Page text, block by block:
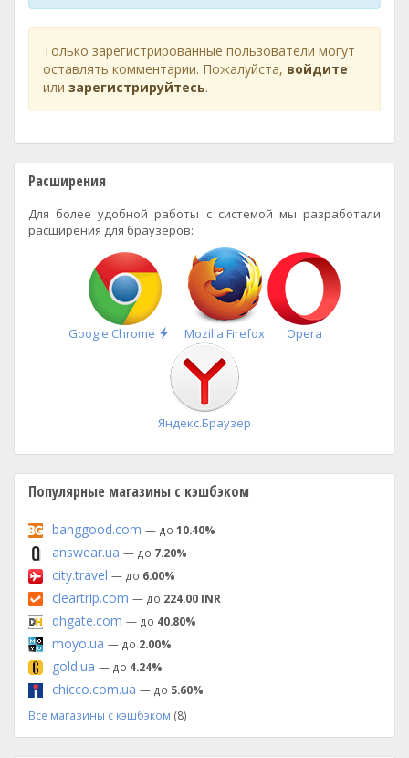
Только зарегистрированные пользователи могут
оставлять комментарии. Пожалуйста, войдите
или зарегистрируйтесь.
Расширения
Для более удобной работы с системой мы разработали
расширения для браузеров:
Google Chrome
Быстрая
установка
Mozilla Firefox Opera
Яндекс.Браузер
Популярные магазины с кэшбэком
banggood.com — до 10.40%
answear.ua — до 7.20%
city.travel — до 6.00%
cleartrip.com — до 224.00 INR
dhgate.com — до 40.80%
moyo.ua — до 2.00%
gold.ua — до 4.24%
chicco.com.ua — до 5.60%
Все магазины с кэшбэком (8)